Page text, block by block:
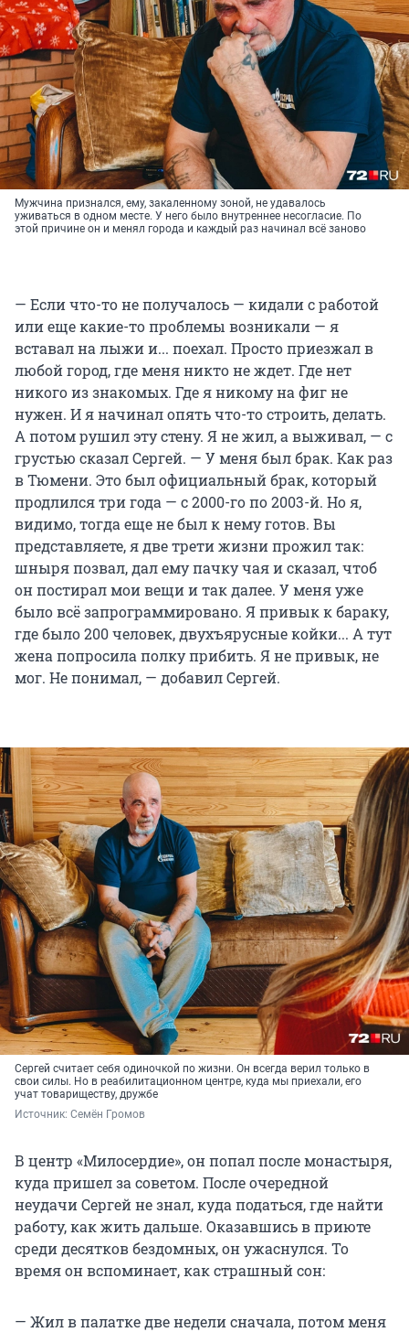
Мужчина признался, ему, закаленному зоной, не удавалось
уживаться в одном месте. У него было внутреннее несогласие. По
этой причине он и менял города и каждый раз начинал всё заново
— Если что-то не получалось — кидали с работой
или еще какие-то проблемы возникали — я
вставал на лыжи и... поехал. Просто приезжал в
любой город, где меня никто не ждет. Где нет
никого из знакомых. Где я никому на фиг не
нужен. И я начинал опять что-то строить, делать.
А потом рушил эту стену. Я не жил, а выживал, — с
грустью сказал Сергей. — У меня был брак. Как раз
в Тюмени. Это был официальный брак, который
продлился три года — с 2000-го по 2003-й. Но я,
видимо, тогда еще не был к нему готов. Вы
представляете, я две трети жизни прожил так:
шныря позвал, дал ему пачку чая и сказал, чтоб
он постирал мои вещи и так далее. У меня уже
было всё запрограммировано. Я привык к бараку,
где было 200 человек, двухъярусные койки... А тут
жена попросила полку прибить. Я не привык, не
мог. Не понимал, — добавил Сергей.
Сергей считает себя одиночкой по жизни. Он всегда верил только в
свои силы. Но в реабилитационном центре, куда мы приехали, его
учат товариществу, дружбе
Источник: Семён Громов
В центр «Милосердие», он попал после монастыря,
куда пришел за советом. После очередной
неудачи Сергей не знал, куда податься, где найти
работу, как жить дальше. Оказавшись в приюте
среди десятков бездомных, он ужаснулся. То
время он вспоминает, как страшный сон:
— Жил в палатке две недели сначала, потом меня